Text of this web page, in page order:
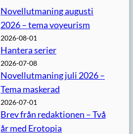
Novellutmaning augusti
2026 – tema voyeurism
2026-08-01
Hantera serier
2026-07-08
Novellutmaning juli 2026 –
Tema maskerad
2026-07-01
Brev från redaktionen – Två
år med Erotopia